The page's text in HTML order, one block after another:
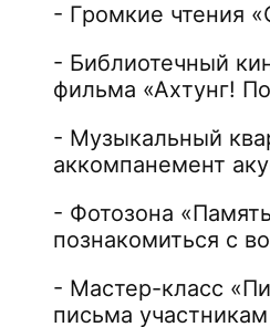
- Громкие чтения
- Библиотечный
фильма «Ахтунг!
- Музыкальный
аккомпанемент
- Фотозона
познакомиться с
- Мастер-класс
письма